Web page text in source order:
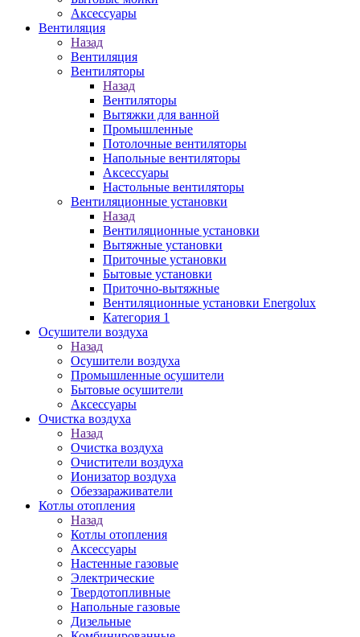
Аксессуары
Вентиляция
Назад
Вентиляция
Вентиляторы
Назад
Вентиляторы
Вытяжки для ванной
Промышленные
Потолочные вентиляторы
Напольные вентиляторы
Аксессуары
Настольные вентиляторы
Вентиляционные установки
Назад
Вентиляционные установки
Вытяжные установки
Приточные установки
Бытовые установки
Приточно-вытяжные
Вентиляционные установки Energolux
Категория 1
Осушители воздуха
Назад
Осушители воздуха
Промышленные осушители
Бытовые осушители
Аксессуары
Очистка воздуха
Назад
Очистка воздуха
Очистители воздуха
Ионизатор воздуха
Обеззараживатели
Котлы отопления
Назад
Котлы отопления
Аксессуары
Настенные газовые
Электрические
Твердотопливные
Напольные газовые
Дизельные